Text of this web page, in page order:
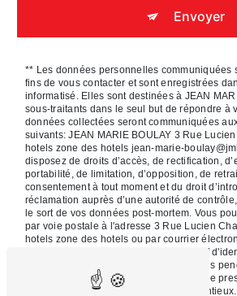
Envoyer
** Les données personnelles communiquées
fins de vous contacter et sont enregistrées
informatisé. Elles sont destinées à JEAN
sous-traitants dans le seul but de répondre à
données collectées seront communiquées
suivants: JEAN MARIE BOULAY 3 Rue
hotels zone des hotels jean-marie-
disposez de droits d’accès, de rectification,
portabilité, de limitation, d’opposition, de
consentement à tout moment et du droit
réclamation auprès d’une autorité de
le sort de vos données post-mortem. Vous
par voie postale à l'adresse 3 Rue Lucien
hotels zone des hotels ou par courrier
marie-boulay@jmboulay.fr. Un justificatif
demandé. Nous conservons vos données
prise de contact puis pendant la durée de
fins probatoires et de gestion des